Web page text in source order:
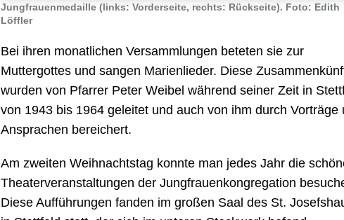
Jungfrauenmedaille (links: Vorderseite, rechts: Rückseite). Foto: Edith
Löffler
Bei ihren monatlichen Versammlungen beteten sie zur
Muttergottes und sangen Marienlieder. Diese
wurden von Pfarrer Peter Weibel während seiner Zeit in
von 1943 bis 1964 geleitet und auch von ihm durch Vorträge
Ansprachen bereichert.
Am zweiten Weihnachtstag konnte man jedes Jahr die
Theaterveranstaltungen der Jungfrauenkongregation
Diese Aufführungen fanden im großen Saal des St.